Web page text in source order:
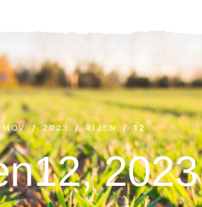
/ 2023 / ŘÍJEN / 12
2023